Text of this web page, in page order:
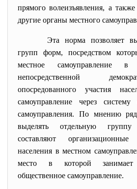
прямого волеизъявления, а
другие органы местного
Эта норма позволяет
групп форм, посредством
местное самоуправление
непосредственной
опосредованного участия
самоуправление через систему
самоуправления. По мнению
выделять отдельную
составляют
населения в местном
место в которой занимает
общественное самоуправление.